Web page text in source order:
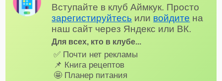
Вступайте в клуб Аймкук. Просто
зарегистируйтесь или войдите на
наш сайт через Яндекс или ВК.
Для всех, кто в клубе...
✅ Почти нет рекламы
📌 Книга рецептов
🤩 Планер питания